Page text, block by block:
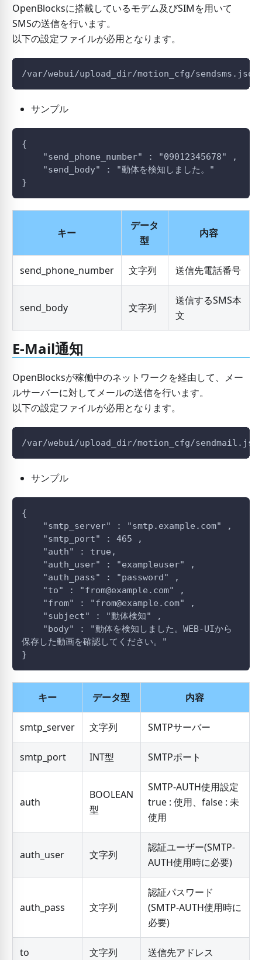
OpenBlocksに搭載しているモデム及びSIMを用いて
SMSの送信を行います。
以下の設定ファイルが必用となります。
/var/webui/upload_dir/motion_cfg/sendsms.json
サンプル
{
    "send_phone_number" : "09012345678" ,
    "send_body" : "動体を検知しました。"
}
キー
データ
型
内容
send_phone_number 文字列 送信先電話番号
send_body 文字列
送信するSMS本
文
E-Mail通知
OpenBlocksが稼働中のネットワークを経由して、メー
ルサーバーに対してメールの送信を行います。
以下の設定ファイルが必用となります。
/var/webui/upload_dir/motion_cfg/
サンプル
{
    "smtp_server" : "smtp.example.com" ,
    "smtp_port" : 465 ,
    "auth" : true,
    "auth_user" : "exampleuser" ,
    "auth_pass" : "password" ,
    "to" : "from@example.com" ,
    "from" : "from@example.com" ,
    "subject" : "動体検知" ,
保存した動画を確認してください。"
}
キー データ型 内容
smtp_server 文字列 SMTPサーバー
smtp_port INT型 SMTPポート
auth
BOOLEAN
型
SMTP-AUTH使用設定
true : 使用、false : 未
使用
auth_user 文字列
認証ユーザー(SMTP-
AUTH使用時に必要)
auth_pass 文字列
認証パスワード
(SMTP-AUTH使用時に
必要)
to 文字列 送信先アドレス